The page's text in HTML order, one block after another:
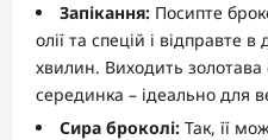
Запікання: Посипте
олії та спецій і відправте
хвилин. Виходить золотава
серединка – ідеально для
Сира броколі: Так, її